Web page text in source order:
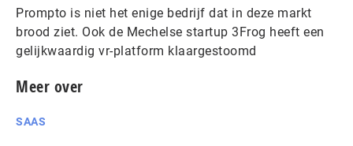
Prompto is niet het enige bedrijf dat in deze markt
brood ziet. Ook de Mechelse startup 3Frog heeft een
gelijkwaardig vr-platform klaargestoomd
Meer over
SAAS